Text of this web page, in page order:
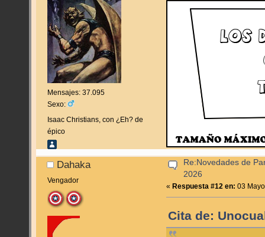
Mensajes: 37.095
Sexo:
Isaac Christians, con ¿Eh? de
épico
Dahaka
Vengador
Re:Novedades de
2026
« Respuesta #12 en: 03
Cita de: